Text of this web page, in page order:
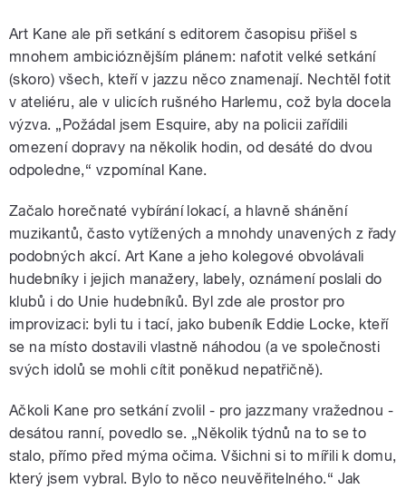
Art Kane ale při setkání s editorem časopisu přišel s
mnohem ambicióznějším plánem: nafotit velké setkání
(skoro) všech, kteří v jazzu něco znamenají. Nechtěl fotit
v ateliéru, ale v ulicích rušného Harlemu, což byla docela
výzva. „Požádal jsem Esquire, aby na policii zařídili
omezení dopravy na několik hodin, od desáté do dvou
odpoledne,“ vzpomínal Kane.
Začalo horečnaté vybírání lokací, a hlavně shánění
muzikantů, často vytížených a mnohdy unavených z řady
podobných akcí. Art Kane a jeho kolegové obvolávali
hudebníky i jejich manažery, labely, oznámení poslali do
klubů i do Unie hudebníků. Byl zde ale prostor pro
improvizaci: byli tu i tací, jako bubeník Eddie Locke, kteří
se na místo dostavili vlastně náhodou (a ve společnosti
svých idolů se mohli cítit poněkud nepatřičně).
Ačkoli Kane pro setkání zvolil ‒ pro jazzmany vražednou ‒
desátou ranní, povedlo se. „Několik týdnů na to se to
stalo, přímo před mýma očima. Všichni si to mířili k domu,
který jsem vybral. Bylo to něco neuvěřitelného.“ Jak